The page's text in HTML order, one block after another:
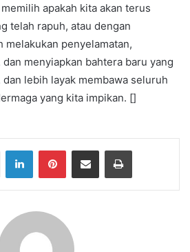
apakah kita akan terus
telah rapuh, atau dengan
melakukan penyelamatan,
menyiapkan bahtera baru yang
lebih layak membawa seluruh
yang kita impikan. []
LinkedInPinterestShare via Email Print